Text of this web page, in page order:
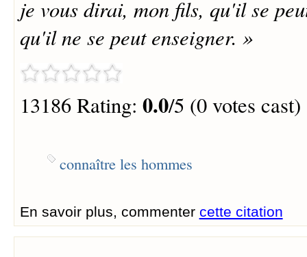
je vous dirai, mon fils, qu'il se
qu'il ne se peut enseigner. »
13186 Rating: 0.0/5 (0 votes cast)
connaître les hommes
En savoir plus, commenter cette citation